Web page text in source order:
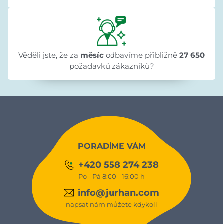
Věděli jste, že za měsíc odbavíme přibližně 27 650
požadavků zákazníků?
PORADÍME VÁM
+420 558 274 238
Po - Pá 8:00 - 16:00 h
info@jurhan.com
napsat nám můžete kdykoli